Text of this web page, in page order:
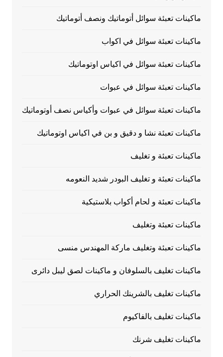
ماكينات تعبئة سوائل أتوماتيك ونصف أتوماتيك
ماكينات تعبئة سوائل في اكواب
ماكينات تعبئة سوائل في اكياس اوتوماتيك
ماكينات تعبئة سوائل في عبوات
ماكينات تعبئة سوائل في عبوات وأكياس نصف أوتوماتيك
ماكينات تعبئة نشا و دقيق و بن في اكياس اوتوماتيك
ماكينات تعبئة و تغليف
ماكينات تعبئة و تغليف البودر شديد النعومه
ماكينات تعبئة و لحام أكواب بلاستيكية
ماكينات تعبئة وتغليف
ماكينات تعبئة وتغليف ماركة المهندس منسى
ماكينات تغليف بالسلوفان و ماكينات لصق ليبل دائرى
ماكينات تغليف بالشرينك الحراري
ماكينات تغليف بالفاكيوم
ماكينات تغليف شرنك